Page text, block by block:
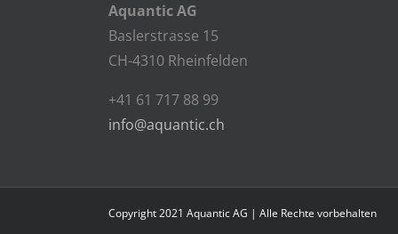
Aquantic AG
Baslerstrasse 15
CH-4310 Rheinfelden
+41 61 717 88 99
info@aquantic.ch
Copyright 2021 Aquantic AG | Alle Rechte vorbehalten